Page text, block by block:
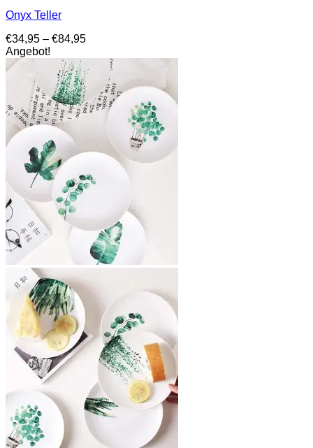
Onyx Teller
€34,95 – €84,95Preisspanne:
€84,95
Angebot!